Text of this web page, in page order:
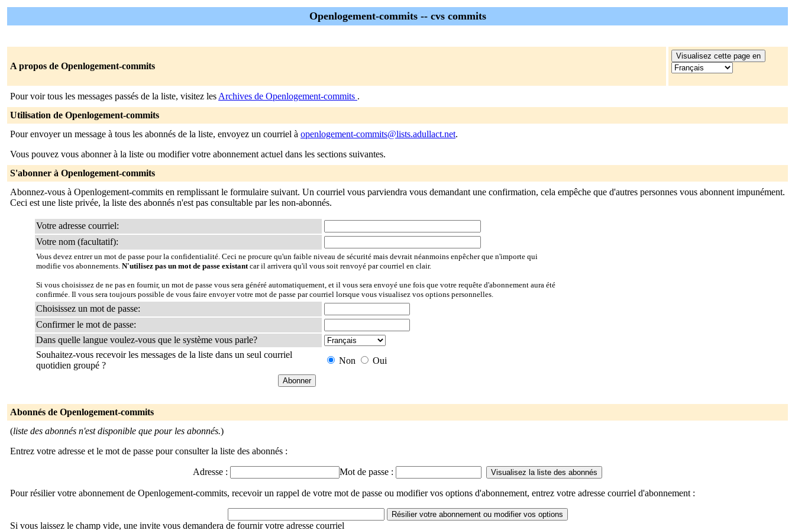
Openlogement-commits -- cvs commits
A propos de Openlogement-commits
Pour voir tous les messages passés de la liste, visitez les Archives de Openlogement-commits .
Utilisation de Openlogement-commits
Pour envoyer un message à tous les abonnés de la liste, envoyez un courriel à openlogement-commits@lists.adullact.net.
Vous pouvez vous abonner à la liste ou modifier votre abonnement actuel dans les sections suivantes.
S'abonner à Openlogement-commits
Abonnez-vous à Openlogement-commits en remplissant le formulaire suivant. Un courriel vous parviendra vous demandant une confirmation, cela empêche que d'autres personnes vous abonnent impunément.
Ceci est une liste privée, la liste des abonnés n'est pas consultable par les non-abonnés.
Votre adresse courriel:
Votre nom (facultatif):
Vous devez entrer un mot de passe pour la confidentialité. Ceci ne procure qu'un faible niveau de sécurité mais devrait néanmoins enpêcher que n'importe qui
modifie vos abonnements. N'utilisez pas un mot de passe existantcar il arrivera qu'il vous soit renvoyé par courriel en clair.
Si vous choisissez de ne pas en fournir, un mot de passe vous sera généré automatiquement, et il vous sera envoyé une fois que votre requête d'abonnement aura été
confirmée. Il vous sera toujours possible de vous faire envoyer votre mot de passe par courriel lorsque vous visualisez vos options personnelles.
Choisissez un mot de passe:
Confirmer le mot de passe:
Dans quelle langue voulez-vous que le système vous parle?
Souhaitez-vous recevoir les messages de la liste dans un seul courriel
quotidien groupé ?
Non Oui
Abonnés de Openlogement-commits
(liste des abonnés n'est disponible que pour les abonnés.)
Entrez votre adresse et le mot de passe pour consulter la liste des abonnés :
Adresse : Mot de passe :
Pour résilier votre abonnement de Openlogement-commits, recevoir un rappel de votre mot de passe ou modifier vos options d'abonnement, entrez votre adresse courriel d'abonnement :
Si vous laissez le champ vide, une invite vous demandera de fournir votre adresse courriel